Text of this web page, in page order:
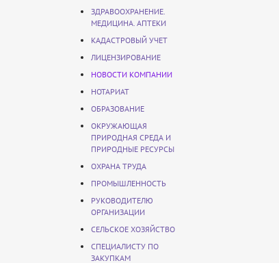
ЗДРАВООХРАНЕНИЕ.
МЕДИЦИНА. АПТЕКИ
КАДАСТРОВЫЙ УЧЕТ
ЛИЦЕНЗИРОВАНИЕ
НОВОСТИ КОМПАНИИ
НОТАРИАТ
ОБРАЗОВАНИЕ
ОКРУЖАЮЩАЯ
ПРИРОДНАЯ СРЕДА И
ПРИРОДНЫЕ РЕСУРСЫ
ОХРАНА ТРУДА
ПРОМЫШЛЕННОСТЬ
РУКОВОДИТЕЛЮ
ОРГАНИЗАЦИИ
СЕЛЬСКОЕ ХОЗЯЙСТВО
СПЕЦИАЛИСТУ ПО
ЗАКУПКАМ